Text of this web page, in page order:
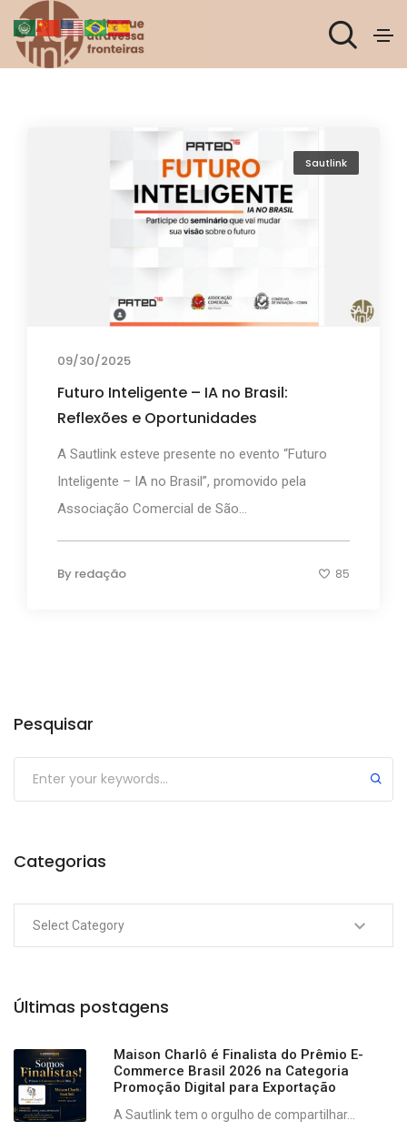
Sautlink
09/30/2025
Futuro Inteligente – IA no Brasil:
Reflexões e Oportunidades
A Sautlink esteve presente no evento “Futuro
Inteligente – IA no Brasil”, promovido pela
Associação Comercial de São...
By redação 85
Pesquisar
Submit
Categorias
Últimas postagens
Maison Charlô é Finalista do Prêmio E-
Commerce Brasil 2026 na Categoria
Promoção Digital para Exportação
A Sautlink tem o orgulho de compartilhar...